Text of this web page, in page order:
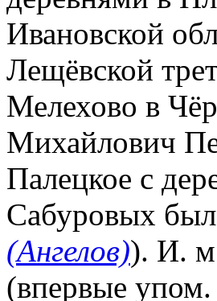
Ивановской
Лещёвской
Мелехово в
Михайлович
Палецкое с
Сабуровых
(Ангелов)). И.
(впервые